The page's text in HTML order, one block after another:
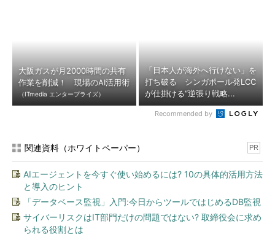
大阪ガスが月2000時間の共有
作業を削減！ 現場のAI活用術
（ITmedia エンタープライズ）
「日本人が海外へ行けない」を
打ち破る シンガポール発LCC
が仕掛ける“逆張り戦略...
Recommended by
関連資料（ホワイトペーパー） PR
AIエージェントを今すぐ使い始めるには? 10の具体的活用方法
と導入のヒント
「データベース監視」入門:今日からツールではじめるDB監視
サイバーリスクはIT部門だけの問題ではない? 取締役会に求め
られる役割とは